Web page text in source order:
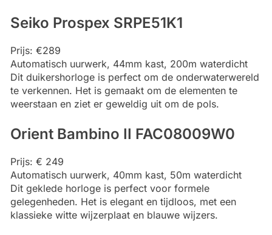
Seiko Prospex SRPE51K1
Prijs: €289
Automatisch uurwerk, 44mm kast, 200m waterdicht
Dit duikershorloge is perfect om de onderwaterwereld
te verkennen. Het is gemaakt om de elementen te
weerstaan en ziet er geweldig uit om de pols.
Orient Bambino II FAC08009W0
Prijs: € 249
Automatisch uurwerk, 40mm kast, 50m waterdicht
Dit geklede horloge is perfect voor formele
gelegenheden. Het is elegant en tijdloos, met een
klassieke witte wijzerplaat en blauwe wijzers.